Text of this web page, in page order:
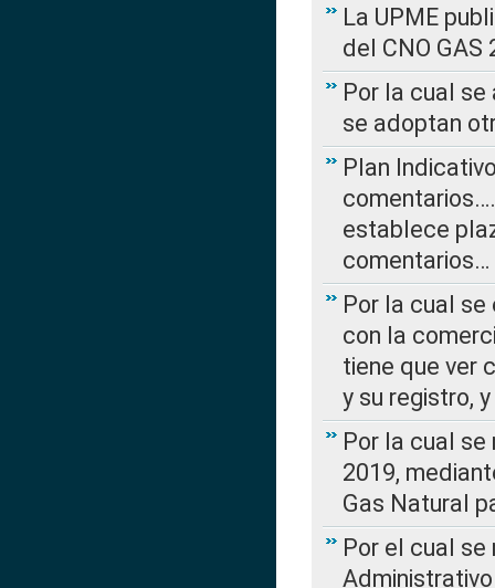
La UPME
del CNO
Por la cual
se adoptan
Plan
establece
comentarios…
Por la cual
con la
tiene que ver
y su registro,
Por la cual
2019,
Gas Natural
Por el cual